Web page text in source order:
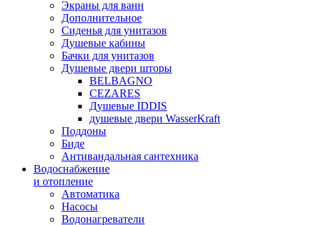
Экраны для ванн
Дополнительное
Сиденья для унитазов
Душевые кабины
Бачки для унитазов
Душевые двери шторы
BELBAGNO
CEZARES
Душевые IDDIS
душевые двери WasserKraft
Поддоны
Биде
Антивандальная сантехника
Водоснабжение
и отопление
Автоматика
Насосы
Водонагреватели